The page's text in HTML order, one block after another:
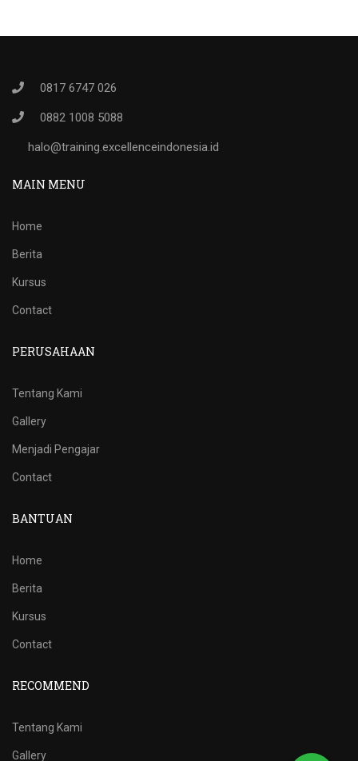
0817 6747 026
0882 1008 5088
halo@training.excellenceindonesia.id
MAIN MENU
Home
Berita
Kursus
Contact
PERUSAHAAN
Tentang Kami
Gallery
Menjadi Pengajar
Contact
BANTUAN
Home
Berita
Kursus
Contact
RECOMMEND
Tentang Kami
Gallery